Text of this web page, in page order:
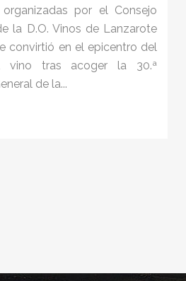
por el Consejo
la D.O. Vinos de Lanzarote
convirtió en el epicentro del
vino tras acoger la 30.ª
de la...